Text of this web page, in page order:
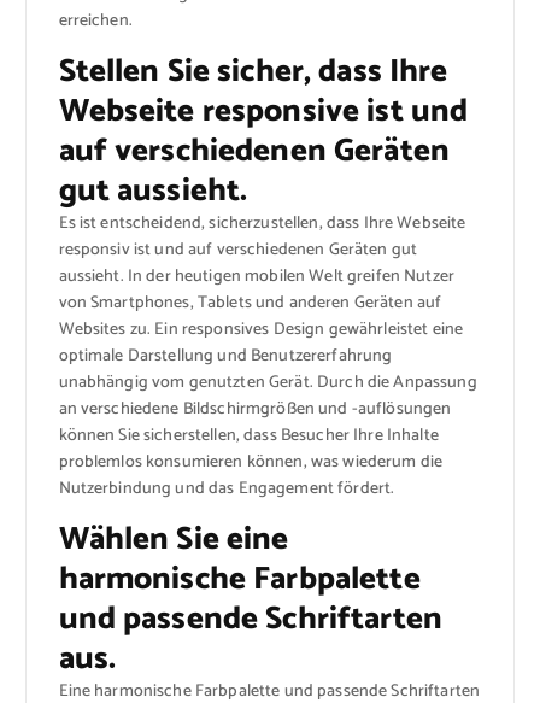
erreichen.
Stellen Sie sicher, dass Ihre
Webseite responsive ist und
auf verschiedenen Geräten
gut aussieht.
Es ist entscheidend, sicherzustellen, dass Ihre Webseite
responsiv ist und auf verschiedenen Geräten gut
aussieht. In der heutigen mobilen Welt greifen Nutzer
von Smartphones, Tablets und anderen Geräten auf
Websites zu. Ein responsives Design gewährleistet eine
optimale Darstellung und Benutzererfahrung
unabhängig vom genutzten Gerät. Durch die Anpassung
an verschiedene Bildschirmgrößen und -auflösungen
können Sie sicherstellen, dass Besucher Ihre Inhalte
problemlos konsumieren können, was wiederum die
Nutzerbindung und das Engagement fördert.
Wählen Sie eine
harmonische Farbpalette
und passende Schriftarten
aus.
Eine harmonische Farbpalette und passende Schriftarten